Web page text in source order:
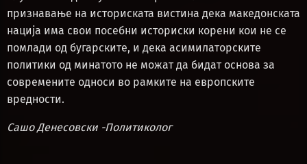
признавање на историската вистина дека македонската
нација има свои посебни историски корени кои не се
помлади од бугарските, и дека асимилаторските
политики од минатото не можат да бидат основа за
современите односи во рамките на европските
вредности.
Сашо Денесовски -Политиколог